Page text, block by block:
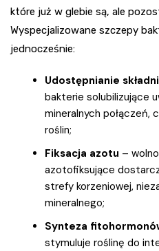
które już w glebie są, ale
Wyspecjalizowane szczepy
jednocześnie:
Udostępnianie
bakterie solubilizujące
mineralnych połączeń,
roślin;
Fiksacja azotu –
azotofiksujące
strefy korzeniowej,
mineralnego;
Synteza
stymuluje roślinę do